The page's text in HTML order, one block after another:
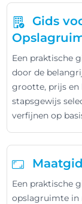
Gids
Een praktische
door de
grootte, prijs en
stapsgewijs
verfijnen op
Een praktische
opslagruimte in